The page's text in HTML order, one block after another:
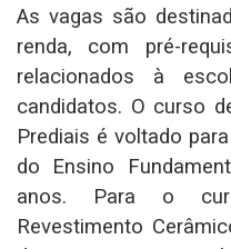
As vagas são
renda, com pré-
relacionados à
candidatos. O curso
Prediais é voltado
do Ensino
anos. Para o
Revestimento